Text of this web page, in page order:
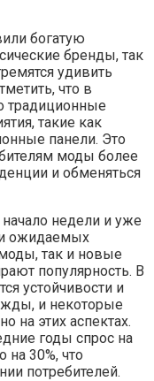
богатую
бренды, так
удивить
что в
традиционные
такие как
панели. Это
моды более
и обменяться
недели и уже
ожидаемых
так и новые
популярность. В
устойчивости и
и некоторые
на этих аспектах.
годы спрос на
30%, что
потребителей.